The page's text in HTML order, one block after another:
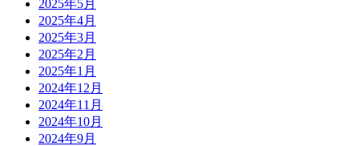
2025年5月
2025年4月
2025年3月
2025年2月
2025年1月
2024年12月
2024年11月
2024年10月
2024年9月